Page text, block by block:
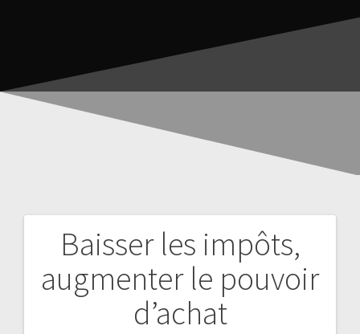
Baisser les impôts,
augmenter le pouvoir
d’achat